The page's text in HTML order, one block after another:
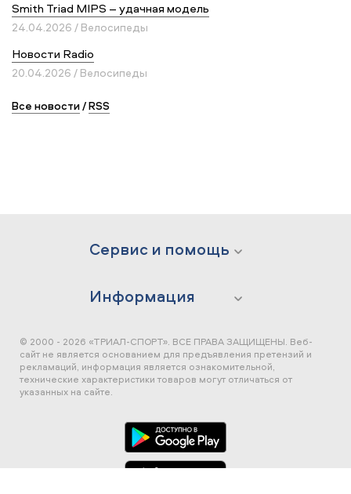
Smith Triad MIPS – удачная модель
24.04.2026 / Велосипеды
Новости Radio
20.04.2026 / Велосипеды
Все новости/RSS
Сервис и помощь
Информация
© 2000 - 2026 «ТРИАЛ-СПОРТ». ВСЕ ПРАВА ЗАЩИЩЕНЫ. Веб-
сайт не является основанием для предъявления претензий и
рекламаций, информация является ознакомительной,
технические характеристики товаров могут отличаться от
указанных на сайте.